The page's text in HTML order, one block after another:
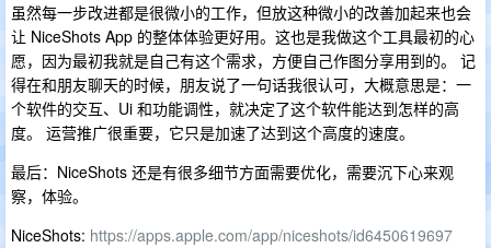
虽然每一步改进都是很微小的工作，但放这种微小的改善加起来也会
让 NiceShots App 的整体体验更好用。这也是我做这个工具最初的心
愿，因为最初我就是自己有这个需求，方便自己作图分享用到的。 记
得在和朋友聊天的时候，朋友说了一句话我很认可，大概意思是：一
个软件的交互、Ui 和功能调性，就决定了这个软件能达到怎样的高
度。 运营推广很重要，它只是加速了达到这个高度的速度。
最后：NiceShots 还是有很多细节方面需要优化，需要沉下心来观
察，体验。
NiceShots: https://apps.apple.com/app/niceshots/id6450619697